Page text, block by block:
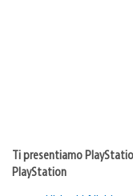
Ti presentiamo
PlayStation